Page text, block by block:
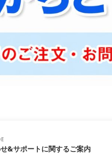
&サポートに関するご案内